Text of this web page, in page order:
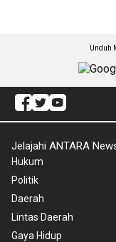
Unduh
Jelajahi ANTARA
Hukum
Politik
Daerah
Lintas Daerah
Gaya Hidup